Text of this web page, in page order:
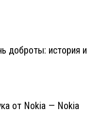
доброты: история и
от Nokia — Nokia